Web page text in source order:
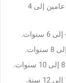
7.5 مللي 4 مرات يوميًا للأطفال من عمر عامين إلى 4